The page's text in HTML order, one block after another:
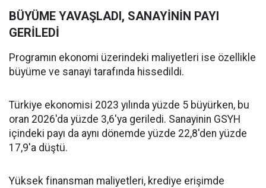
BÜYÜME YAVAŞLADI, SANAYİNİN PAYI
GERİLEDİ
Programın ekonomi üzerindeki maliyetleri ise özellikle
büyüme ve sanayi tarafında hissedildi.
Türkiye ekonomisi 2023 yılında yüzde 5 büyürken, bu
oran 2026'da yüzde 3,6'ya geriledi. Sanayinin GSYH
içindeki payı da aynı dönemde yüzde 22,8'den yüzde
17,9'a düştü.
Yüksek finansman maliyetleri, krediye erişimde